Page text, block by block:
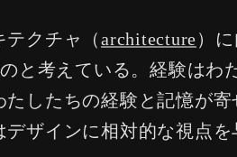
クチャ（architecture）
と考えている。経験はわ
したちの経験と記憶が寄
ザインに相対的な視点を